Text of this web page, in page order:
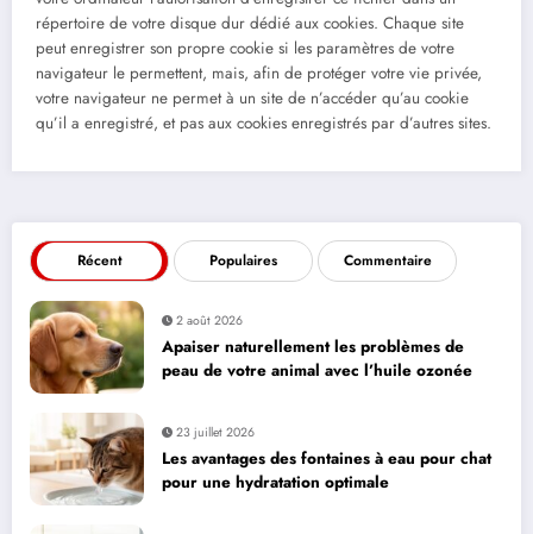
répertoire de votre disque dur dédié aux cookies. Chaque site
peut enregistrer son propre cookie si les paramètres de votre
navigateur le permettent, mais, afin de protéger votre vie privée,
votre navigateur ne permet à un site de n’accéder qu’au cookie
qu’il a enregistré, et pas aux cookies enregistrés par d’autres sites.
Récent Populaires Commentaire
2 août 2026
Apaiser naturellement les problèmes de
peau de votre animal avec l’huile ozonée
23 juillet 2026
Les avantages des fontaines à eau pour chat
pour une hydratation optimale